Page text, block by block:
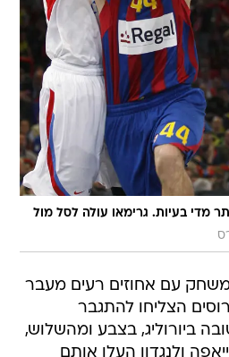
מדי בעיות. גרימאו עולה לסל מול
עם אחוזים רעים מעבר
הצליחו להתגבר
ביורוליג, בצבע ומהשלוש,
ולנגדון העלו אותם